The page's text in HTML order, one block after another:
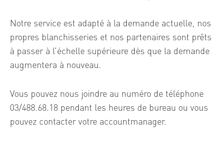
Notre service est adapté à la demande actuelle, nos
propres blanchisseries et nos partenaires sont prêts
à passer à l’échelle supérieure dès que la demande
augmentera à nouveau.
Vous pouvez nous joindre au numéro de téléphone
03/488.68.18 pendant les heures de bureau ou vous
pouvez contacter votre accountmanager.